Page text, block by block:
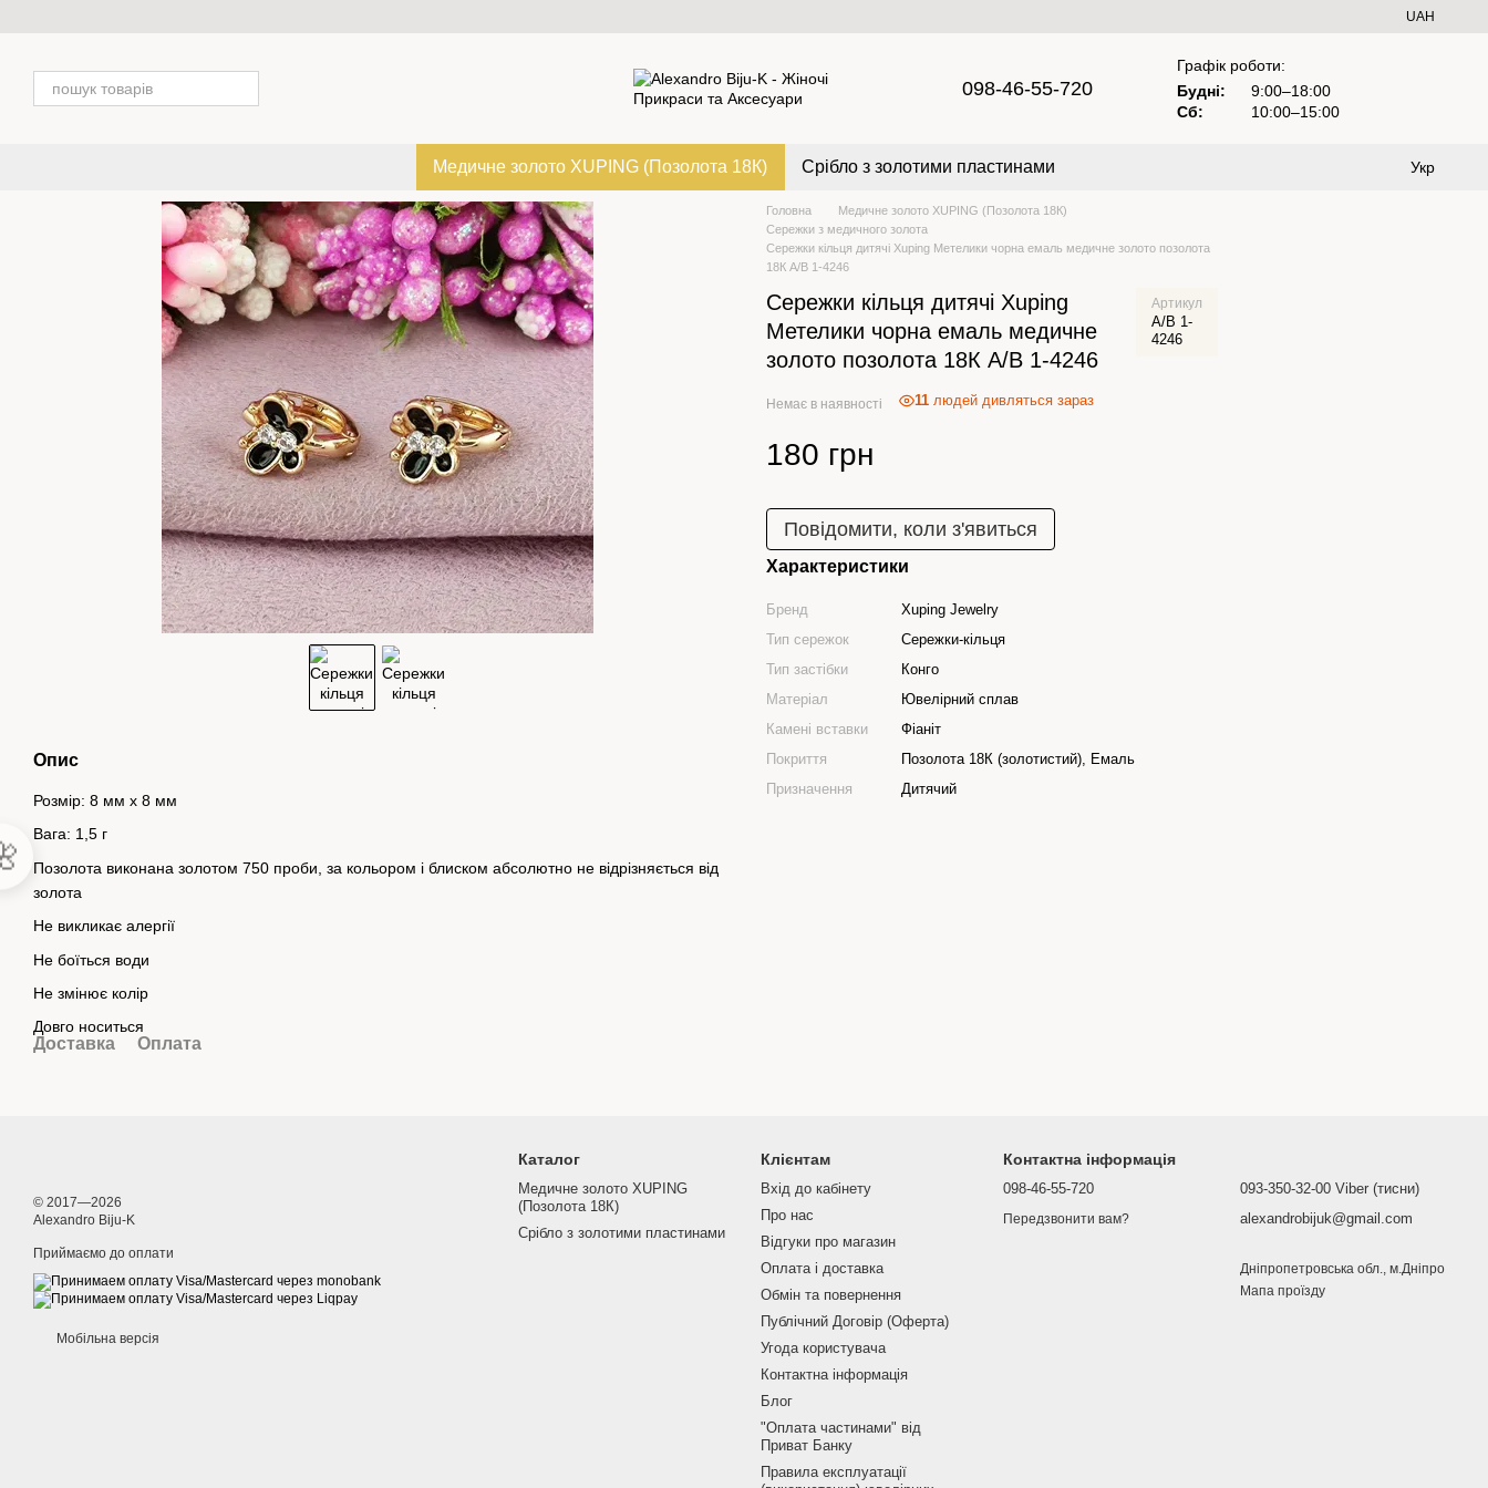
UAH
098-46-55-720
Графік роботи:
Будні:
9:00–18:00
Сб:
10:00–15:00
Медичне золото XUPING (Позолота 18К) Срібло з золотими пластинами Укр
Опис
Розмір: 8 мм х 8 мм
Вага: 1,5 г
Позолота виконана золотом 750 проби, за кольором і блиском абсолютно не відрізняється від
золота
Не викликає алергії
Не боїться води
Не змінює колір
Довго носиться
Доставка Оплата
Головна
Медичне золото XUPING (Позолота 18К)
Сережки з медичного золота
Сережки кільця дитячі Xuping Метелики чорна емаль медичне золото позолота
18К А/В 1-4246
Сережки кільця дитячі Xuping
Метелики чорна емаль медичне
золото позолота 18К А/В 1-4246
Артикул
А/В 1-
4246
Немає в наявності 11 людей дивляться зараз
180 грн
Повідомити, коли з'явиться
Характеристики
Бренд
Xuping Jewelry
Тип сережок
Сережки-кільця
Тип застібки
Конго
Матеріал
Ювелірний сплав
Камені вставки
Фіаніт
Покриття
Позолота 18К (золотистий), Емаль
Призначення
Дитячий
© 2017—2026
Alexandro Biju-K
Приймаємо до оплати
Мобільна версія
Каталог
Медичне золото XUPING
(Позолота 18К)
Срібло з золотими пластинами
Клієнтам
Вхід до кабінету
Про нас
Відгуки про магазин
Оплата і доставка
Обмін та повернення
Публічний Договір (Оферта)
Угода користувача
Контактна інформація
Блог
"Оплата частинами" від
Приват Банку
Правила експлуатації
Контактна інформація
098-46-55-720
Передзвонити вам?
093-350-32-00 Viber (тисни)
alexandrobijuk@gmail.com
Дніпропетровська обл., м.Дніпро
Мапа проїзду